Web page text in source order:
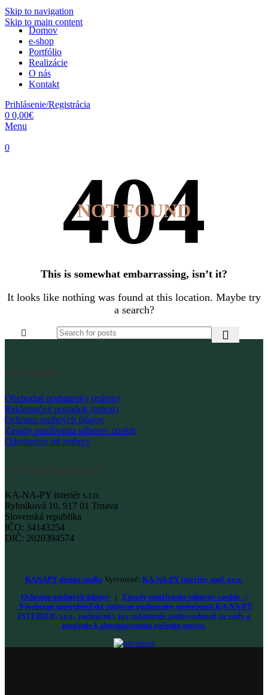
Skip to navigation
Skip to main content
Domov
e-shop
Portfólio
Realizácie
O nás
Kontakt
Prihlásenie/Registrácia
0 0,00€
Menu
0
NOT FOUND
This is somewhat embarrassing, isn’t it?
It looks like nothing was found at this location. Maybe try
a search?
PODMIENKY
Obchodné podmienky (eshop)
Reklamačný poriadok (eshop)
Ochrana osobných údajov
Zásady používania súborov cookie
Odstúpenie od zmluvy
FAKTURAČNÉ ÚDAJE
KA-NA-PY interiér s.r.o.
Rybníková 10, 917 01 Trnava
Slovenská republika
IČO: 34143254
DIČ: 2020394574
KANAPY design studio Vytvorené: KA-NA-PY interiér, spol. s.r.o.
Ochrana osobných údajov | Zásady používania súborov cookie |
Všeobecné spotrebiteľské zmluvné podmienky spoločnosti KA-NA-PY
INTERIÉR, s.r.o., podmienky pre uplatnenie zodpovednosti za vady a
poučenie k alternatívnemu riešeniu sporov